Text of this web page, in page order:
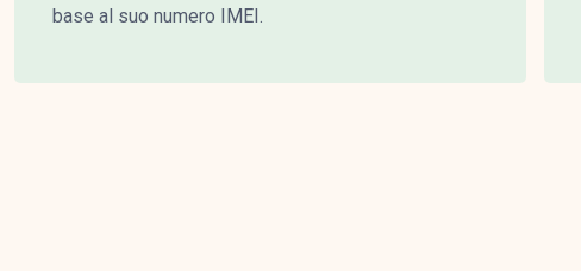
base al suo numero IMEI.